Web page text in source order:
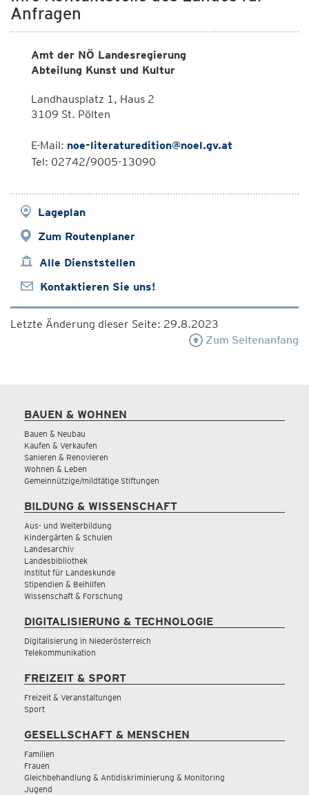
Anfragen
Amt der NÖ Landesregierung
Abteilung Kunst und Kultur
Landhausplatz 1, Haus 2
3109 St. Pölten
E-Mail: noe-literaturedition@noel.gv.at
Tel: 02742/9005-13090
Lageplan
Zum Routenplaner
Alle Dienststellen
Kontaktieren Sie uns!
Letzte Änderung dieser Seite: 29.8.2023
Zum Seitenanfang
BAUEN & WOHNEN
Bauen & Neubau
Kaufen & Verkaufen
Sanieren & Renovieren
Wohnen & Leben
Gemeinnützige/mildtätige Stiftungen
BILDUNG & WISSENSCHAFT
Aus- und Weiterbildung
Kindergärten & Schulen
Landesarchiv
Landesbibliothek
Institut für Landeskunde
Stipendien & Beihilfen
Wissenschaft & Forschung
DIGITALISIERUNG & TECHNOLOGIE
Digitalisierung in Niederösterreich
Telekommunikation
FREIZEIT & SPORT
Freizeit & Veranstaltungen
Sport
GESELLSCHAFT & MENSCHEN
Familien
Frauen
Gleichbehandlung & Antidiskriminierung & Monitoring
Jugend